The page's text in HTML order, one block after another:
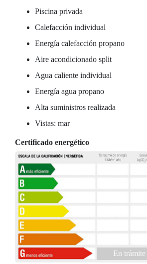
Piscina privada
Calefacción individual
Energía calefacción propano
Aire acondicionado split
Agua caliente individual
Energía agua propano
Alta suministros realizada
Vistas: mar
Certificado energético
En trámite